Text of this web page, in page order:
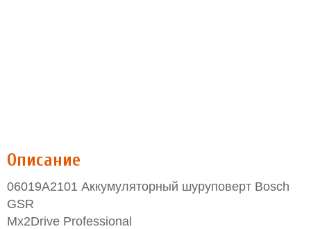
Описание
06019A2101 Аккумуляторный шуруповерт Bosсh
GSR
Mx2Drive Professional